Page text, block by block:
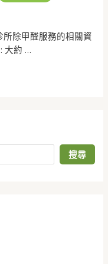
搜尋
除甲醛服務的相關資
大約 …